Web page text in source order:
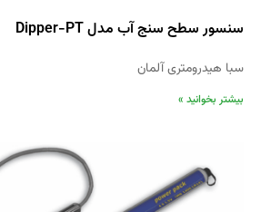
سنسور سطح سنج آب مدل Dipper-PT
سبا هیدرومتری آلمان
بیشتر بخوانید »